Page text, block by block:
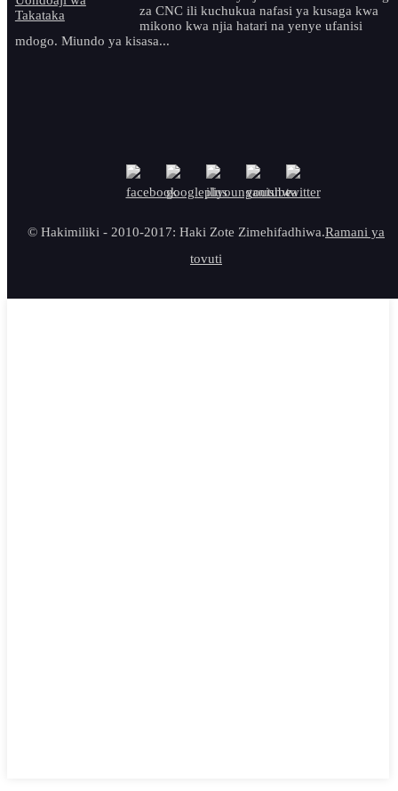
za CNC ili kuchukua nafasi ya kusaga kwa
mikono kwa njia hatari na yenye ufanisi
mdogo. Miundo ya kisasa...
© Hakimiliki - 2010-2017: Haki Zote Zimehifadhiwa.Ramani ya
tovuti